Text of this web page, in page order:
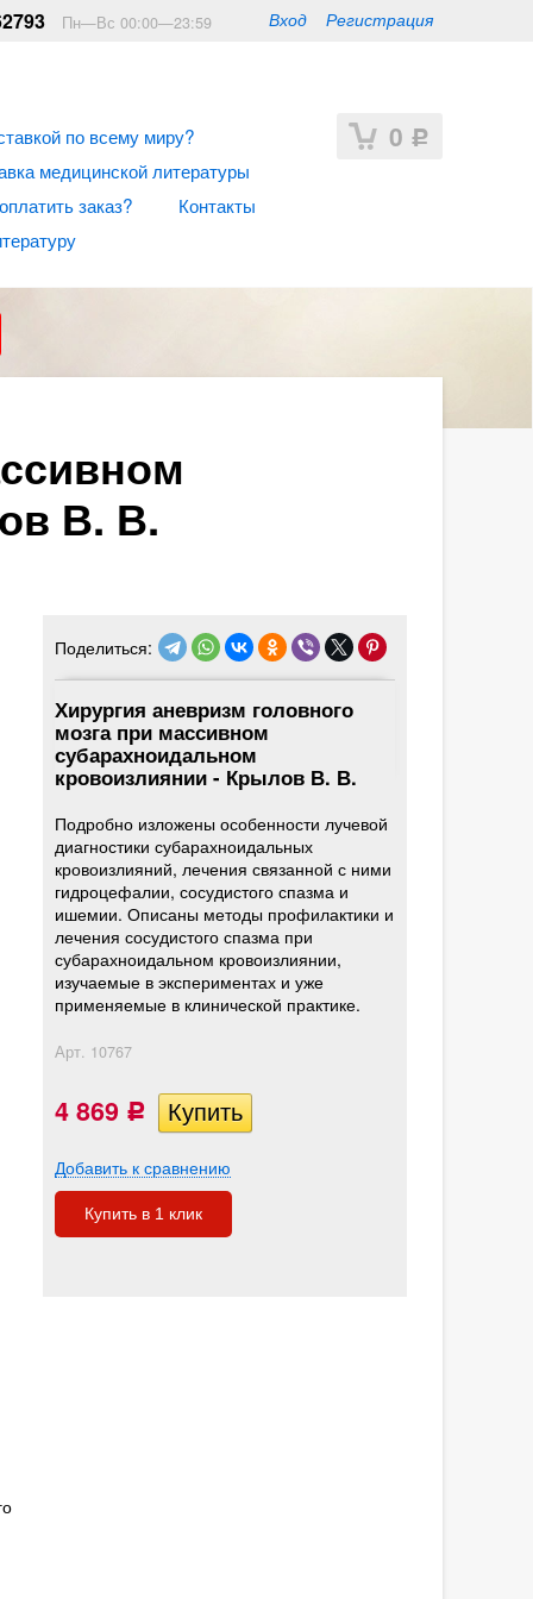
Вход Регистрация
Пн—Вс 00:00—23:59
0 Р
по всему миру?
медицинской литературы
заказ?
Контакты
В. В.
Поделиться:
Хирургия аневризм головного
мозга при массивном
субарахноидальном
кровоизлиянии - Крылов В. В.
Подробно изложены особенности лучевой
диагностики субарахноидальных
кровоизлияний, лечения связанной с ними
гидроцефалии, сосудистого спазма и
ишемии. Описаны методы профилактики и
лечения сосудистого спазма при
субарахноидальном кровоизлиянии,
изучаемые в экспериментах и уже
применяемые в клинической практике.
Арт. 10767
4 869 Р
Добавить к сравнению
Купить в 1 клик